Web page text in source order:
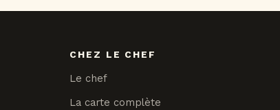
CHEZ LE CHEF
Le chef
La carte complète